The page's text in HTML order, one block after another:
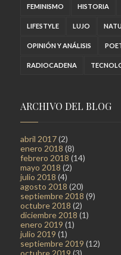
FEMINISMO HISTORIA
LIFESTYLE LUJO
OPINIÓN Y ANÁLISIS
RADIOCADENA
ARCHIVO DEL BLOG
abril 2017(2)
enero 2018 (8)
febrero 2018 (14)
mayo 2018 (2)
julio 2018 (4)
agosto 2018 (20)
septiembre 2018 (9)
octubre 2018 (2)
diciembre 2018 (1)
enero 2019 (1)
julio 2019 (1)
septiembre 2019 (12)
octubre 2019 (3)